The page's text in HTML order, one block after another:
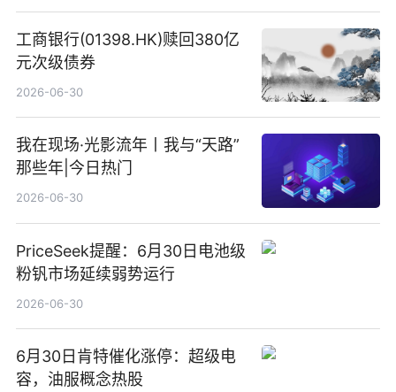
工商银行(01398.HK)赎回380亿
元次级债券
2026-06-30
我在现场·光影流年丨我与“天路”
那些年|今日热门
2026-06-30
PriceSeek提醒：6月30日电池级
粉钒市场延续弱势运行
2026-06-30
6月30日肯特催化涨停：超级电
容，油服概念热股